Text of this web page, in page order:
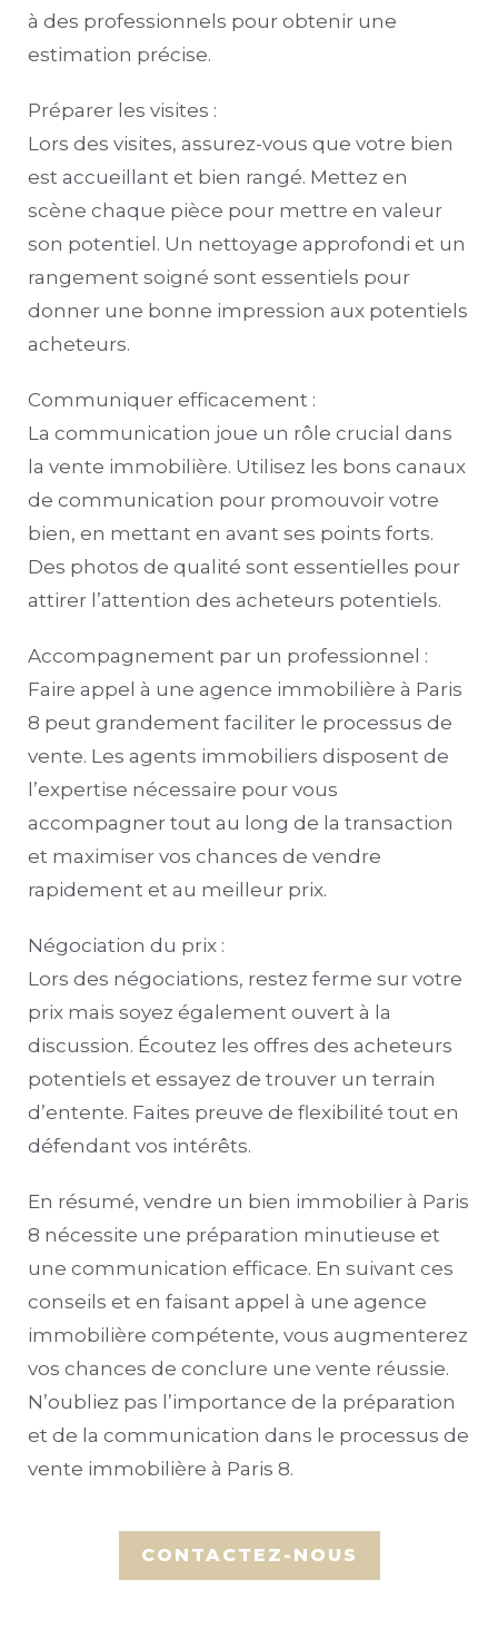
à des professionnels pour obtenir une
estimation précise.
Préparer les visites :
Lors des visites, assurez-vous que votre bien
est accueillant et bien rangé. Mettez en
scène chaque pièce pour mettre en valeur
son potentiel. Un nettoyage approfondi et un
rangement soigné sont essentiels pour
donner une bonne impression aux potentiels
acheteurs.
Communiquer efficacement :
La communication joue un rôle crucial dans
la vente immobilière. Utilisez les bons canaux
de communication pour promouvoir votre
bien, en mettant en avant ses points forts.
Des photos de qualité sont essentielles pour
attirer l’attention des acheteurs potentiels.
Accompagnement par un professionnel :
Faire appel à une agence immobilière à Paris
8 peut grandement faciliter le processus de
vente. Les agents immobiliers disposent de
l’expertise nécessaire pour vous
accompagner tout au long de la transaction
et maximiser vos chances de vendre
rapidement et au meilleur prix.
Négociation du prix :
Lors des négociations, restez ferme sur votre
prix mais soyez également ouvert à la
discussion. Écoutez les offres des acheteurs
potentiels et essayez de trouver un terrain
d’entente. Faites preuve de flexibilité tout en
défendant vos intérêts.
En résumé, vendre un bien immobilier à Paris
8 nécessite une préparation minutieuse et
une communication efficace. En suivant ces
conseils et en faisant appel à une agence
immobilière compétente, vous augmenterez
vos chances de conclure une vente réussie.
N’oubliez pas l’importance de la préparation
et de la communication dans le processus de
vente immobilière à Paris 8.